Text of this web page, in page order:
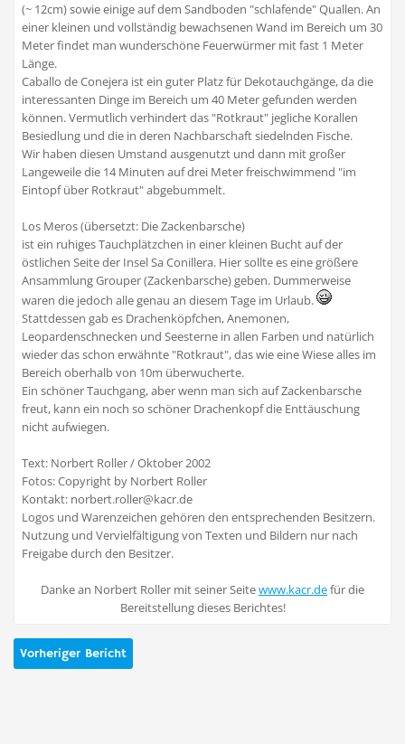
(~ 12cm) sowie einige auf dem Sandboden "schlafende" Quallen. An
einer kleinen und vollständig bewachsenen Wand im Bereich um 30
Meter findet man wunderschöne Feuerwürmer mit fast 1 Meter
Länge.
Caballo de Conejera ist ein guter Platz für Dekotauchgänge, da die
interessanten Dinge im Bereich um 40 Meter gefunden werden
können. Vermutlich verhindert das "Rotkraut" jegliche Korallen
Besiedlung und die in deren Nachbarschaft siedelnden Fische.
Wir haben diesen Umstand ausgenutzt und dann mit großer
Langeweile die 14 Minuten auf drei Meter freischwimmend "im
Eintopf über Rotkraut" abgebummelt.
Los Meros (übersetzt: Die Zackenbarsche)
ist ein ruhiges Tauchplätzchen in einer kleinen Bucht auf der
östlichen Seite der Insel Sa Conillera. Hier sollte es eine größere
Ansammlung Grouper (Zackenbarsche) geben. Dummerweise
waren die jedoch alle genau an diesem Tage im Urlaub.
Stattdessen gab es Drachenköpfchen, Anemonen,
Leopardenschnecken und Seesterne in allen Farben und natürlich
wieder das schon erwähnte "Rotkraut", das wie eine Wiese alles im
Bereich oberhalb von 10m überwucherte.
Ein schöner Tauchgang, aber wenn man sich auf Zackenbarsche
freut, kann ein noch so schöner Drachenkopf die Enttäuschung
nicht aufwiegen.
Text: Norbert Roller / Oktober 2002
Fotos: Copyright by Norbert Roller
Kontakt: norbert.roller@kacr.de
Logos und Warenzeichen gehören den entsprechenden Besitzern.
Nutzung und Vervielfältigung von Texten und Bildern nur nach
Freigabe durch den Besitzer.
Danke an Norbert Roller mit seiner Seitewww.kacr.defür die
Bereitstellung dieses Berichtes!
Vorheriger Bericht